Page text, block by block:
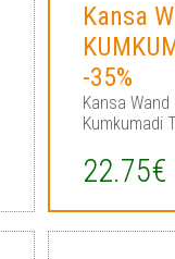
Kansa
-35%
Kansa
Kumkumadi
22.75€